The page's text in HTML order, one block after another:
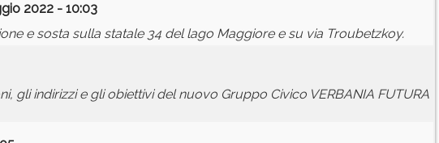
2022 - 10:03
e sosta sulla statale 34 del lago Maggiore e su via Troubetzkoy.
gli indirizzi e gli obiettivi del nuovo Gruppo Civico VERBANIA FUTURA